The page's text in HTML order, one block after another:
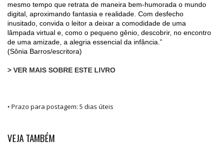
mesmo tempo que retrata de maneira bem-humorada o mundo
digital, aproximando fantasia e realidade. Com desfecho
inusitado, convida o leitor a deixar a comodidade de uma
lâmpada virtual e, como o pequeno gênio, descobrir, no encontro
de uma amizade, a alegria essencial da infância.”
(Sônia Barros/escritora)
> VER MAIS SOBRE ESTE LIVRO
• Prazo para postagem: 5 dias úteis
VEJA TAMBÉM